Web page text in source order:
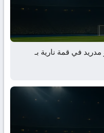
في قمة نارية بـ